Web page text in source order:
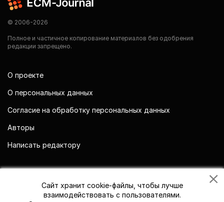
© 2006-2026
Полное и частичное копирование материалов без одобрения
редакции запрещено.
О проекте
О персональных данных
Согласие на обработку персональных данных
Авторы
Написать редактору
Сайт хранит cookie-файлы, чтобы лучше
взаимодействовать с пользователями.